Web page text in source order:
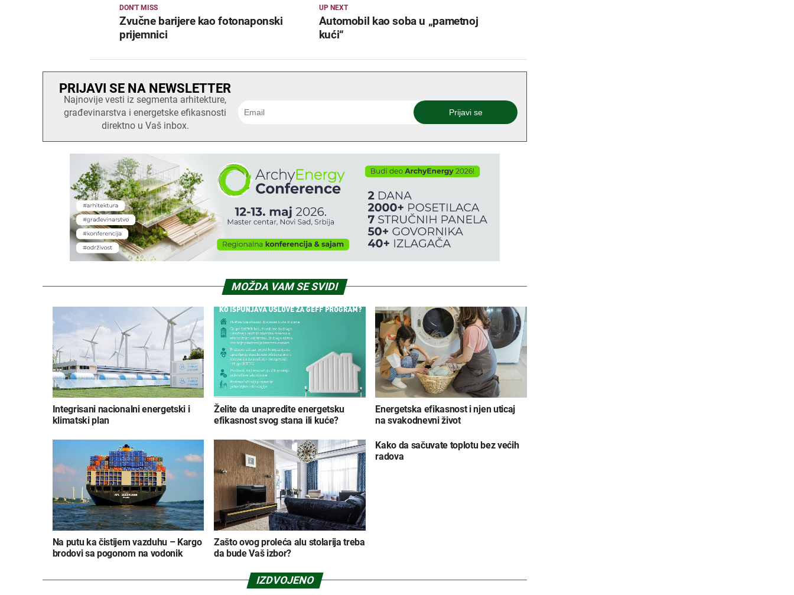
UP NEXT
Automobil kao soba u „pametnoj
kući“
DON'T MISS
Zvučne barijere kao fotonaponski
prijemnici
PRIJAVI SE NA NEWSLETTER
Najnovije vesti iz segmenta arhitekture,
građevinarstva i energetske efikasnosti
direktno u Vaš inbox.
MOŽDA VAM SE SVIDI
Integrisani nacionalni energetski i
klimatski plan
Želite da unapredite energetsku
efikasnost svog stana ili kuće?
Energetska efikasnost i njen uticaj
na svakodnevni život
Na putu ka čistijem vazduhu – Kargo
brodovi sa pogonom na vodonik
Zašto ovog proleća alu stolarija treba
da bude Vaš izbor?
Kako da sačuvate toplotu bez većih
radova
IZDVOJENO